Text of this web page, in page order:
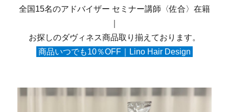
全国15名のアドバイザー セミナー講師〈佐合〉在籍
お探しのダヴィネス商品取り揃えております。
商品いつでも10％OFF｜Lino Hair Design